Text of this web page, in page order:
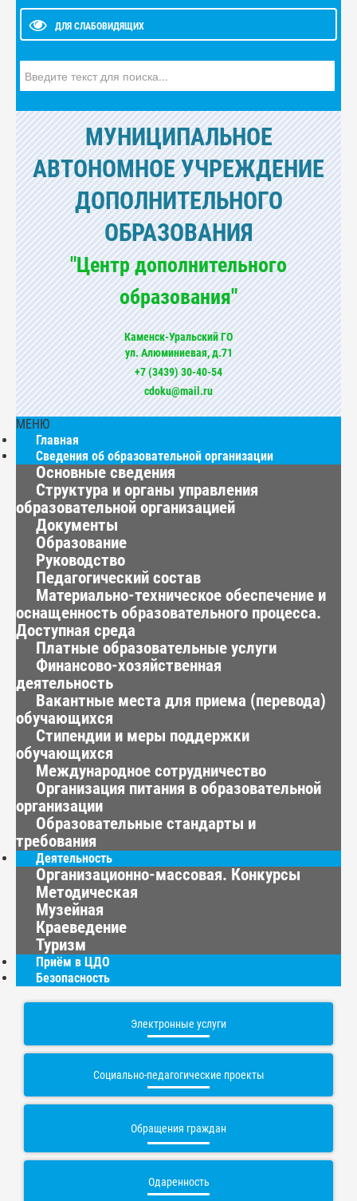
ДЛЯ СЛАБОВИДЯЩИХ
МУНИЦИПАЛЬНОЕ
АВТОНОМНОЕ УЧРЕЖДЕНИЕ
ДОПОЛНИТЕЛЬНОГО
ОБРАЗОВАНИЯ
"Центр дополнительного
образования"
Каменск-Уральский ГО
ул. Алюминиевая, д.71
+7 (3439) 30-40-54
cdoku@mail.ru
МЕНЮ
Главная
Сведения об образовательной организации
Основные сведения
Структура и органы управления
образовательной организацией
Документы
Образование
Руководство
Педагогический состав
Материально-техническое обеспечение и
оснащенность образовательного процесса.
Доступная среда
Платные образовательные услуги
Финансово-хозяйственная
деятельность
Вакантные места для приема (перевода)
обучающихся
Стипендии и меры поддержки
обучающихся
Международное сотрудничество
Организация питания в образовательной
организации
Образовательные стандарты и
требования
Деятельность
Организационно-массовая. Конкурсы
Методическая
Музейная
Краеведение
Туризм
Приём в ЦДО
Безопасность
Электронные услуги
Социально-педагогические проекты
Обращения граждан
Одаренность